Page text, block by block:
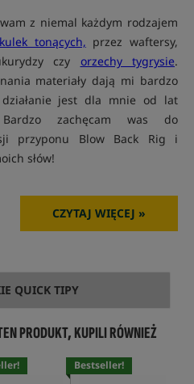
z niemal każdym rodzajem
tonących, przez waftersy,
czy orzechy tygrysie.
materiały dają mi bardzo
jest dla mnie od lat
Bardzo zachęcam was do
przyponu Blow Back Rig i
słów!
CZYTAJ WIĘCEJ »
QUICK TIPY
PRODUKT, KUPILI RÓWNIEŻ
Bestseller!